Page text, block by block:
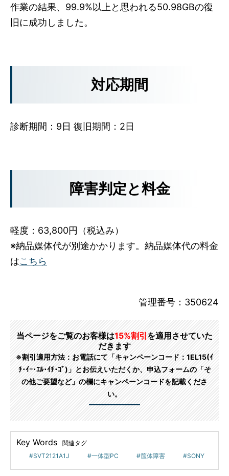
作業の結果、99.9%以上と思われる50.98GBの復
旧に成功しました。
対応期間
診断期間：9日 復旧期間：2日
障害判定と料金
軽度：63,800円（税込み）
※納品媒体代が別途かかります。納品媒体代の料金
はこちら
管理番号：350624
当ページをご覧のお客様は15%割引 を適用させていた
だきます
※割引適用方法：お電話にて「キャンペーンコード：1EL15(ｲ
ﾁ･ｲｰ･ｴﾙ･ｲﾁ･ｺﾞ)」とお伝えいただくか、申込フォームの「そ
の他ご要望など」の欄にキャンペーンコードを記載くださ
い。
Key Words
関連タグ
SVT2121A1J
一体型PC 筺体障害 SONY